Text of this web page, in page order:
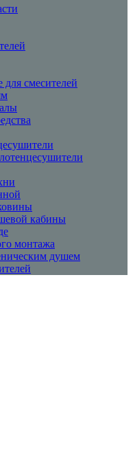
смесителей
кабины
монтажа
душем